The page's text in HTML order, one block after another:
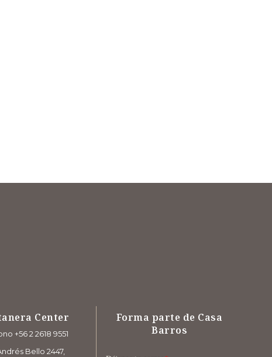
Center
+56 2 2618 9551
Bello 2447,
Forma parte de Casa
Barros